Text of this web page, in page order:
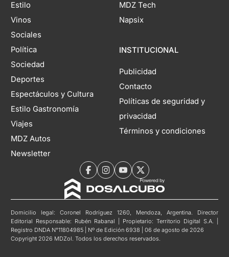
Estilo
Vinos
Sociales
Política
Sociedad
Deportes
Espectáculos y Cultura
Estilo Gastronomía
Viajes
MDZ Autos
Newsletter
MDZ Tech
Napsix
INSTITUCIONAL
Publicidad
Contacto
Políticas de seguridad y
privacidad
Términos y condiciones
Domicilio legal: Coronel Rodríguez 1260, Mendoza, Argentina. Director
Editorial Responsable: Rubén Rabanal | Propietario: Territorio Digital S.A. |
Registro DNDA N°11804985 | Nº de Edición 6938 | 06 de agosto de 2026
Copyright 2026 MDZol. Todos los derechos reservados.